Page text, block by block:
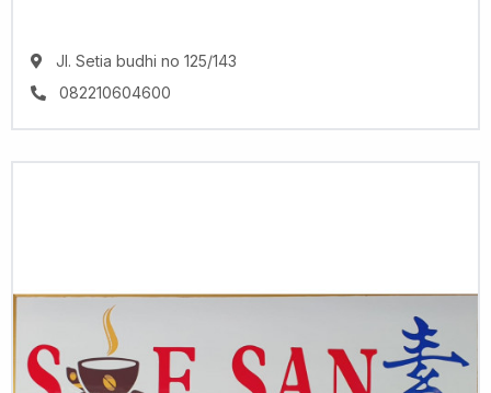
Jl. Setia budhi no 125/143
082210604600